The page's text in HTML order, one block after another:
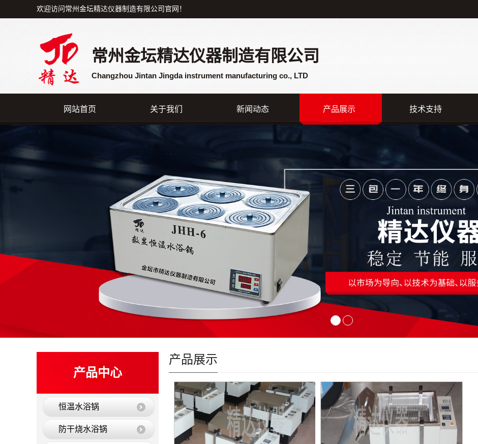
欢迎访问常州金坛精达仪器制造有限公司官网！
常州金坛精达仪器制造有限公司
Changzhou Jintan Jingda instrument manufacturing co., LTD
网站首页 关于我们 新闻动态 产品展示 技术支持
产品中心
恒温水浴锅
防干烧水浴锅
产品展示